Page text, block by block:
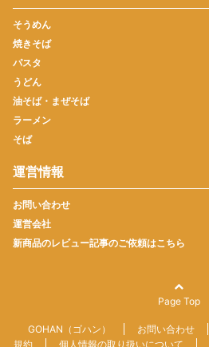
そうめん
焼きそば
パスタ
うどん
油そば・まぜそば
ラーメン
そば
運営情報
お問い合わせ
運営会社
新商品のレビュー記事のご依頼はこちら
Page Top
GOHAN（ゴハン） お問い合わせ
規約
個人情報の取り扱いについて